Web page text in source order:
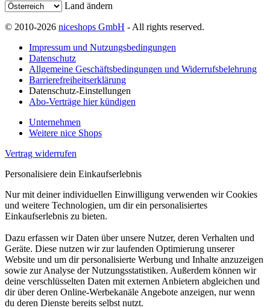
Land ändern
© 2010-2026 niceshops GmbH - All rights reserved.
Impressum und Nutzungsbedingungen
Datenschutz
Allgemeine Geschäftsbedingungen und Widerrufsbelehrung
Barrierefreiheitserklärung
Datenschutz-Einstellungen
Abo-Verträge hier kündigen
Unternehmen
Weitere nice Shops
Vertrag widerrufen
Personalisiere dein Einkaufserlebnis
Nur mit deiner individuellen Einwilligung verwenden wir Cookies
und weitere Technologien, um dir ein personalisiertes
Einkaufserlebnis zu bieten.
Dazu erfassen wir Daten über unsere Nutzer, deren Verhalten und
Geräte. Diese nutzen wir zur laufenden Optimierung unserer
Website und um dir personalisierte Werbung und Inhalte anzuzeigen
sowie zur Analyse der Nutzungsstatistiken. Außerdem können wir
deine verschlüsselten Daten mit externen Anbietern abgleichen und
dir über deren Online-Werbekanäle Angebote anzeigen, nur wenn
du deren Dienste bereits selbst nutzt.